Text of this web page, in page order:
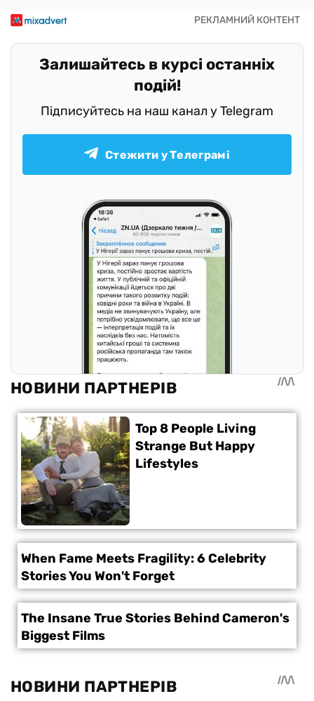
Залишайтесь в курсі останніх
подій!
Підписуйтесь на наш канал у Telegram
Стежити у Телеграмі